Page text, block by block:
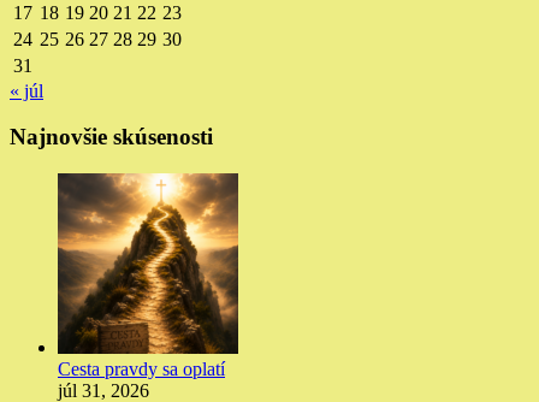
17 18 19 20 21 22 23
24 25 26 27 28 29 30
31
« júl
Najnovšie skúsenosti
Cesta pravdy sa oplatí
júl 31, 2026